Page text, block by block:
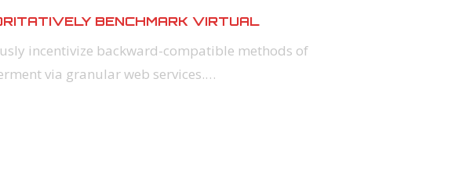
BENCHMARK VIRTUAL
incentivize backward-compatible methods of
via granular web services.…